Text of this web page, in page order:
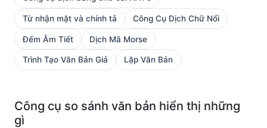
Từ nhận mặt và chính tả Công Cụ Dịch Chữ Nổi
Đếm Âm Tiết Dịch Mã Morse
Trình Tạo Văn Bản Giả Lặp Văn Bản
Công cụ so sánh văn bản hiển thị những
gì